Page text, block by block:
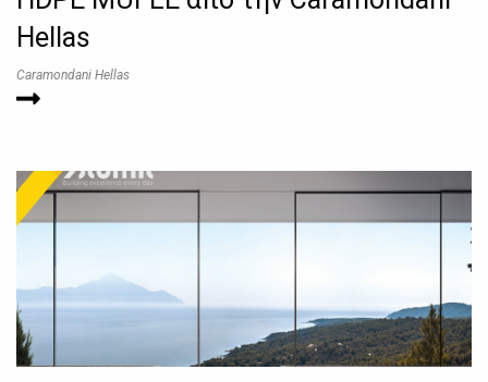
Hellas
Caramondani Hellas